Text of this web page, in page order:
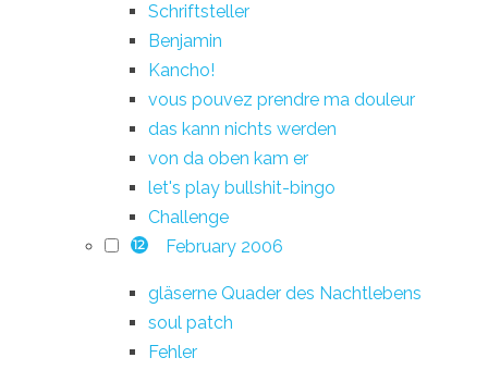
Schriftsteller
Benjamin
Kancho!
vous pouvez prendre ma douleur
das kann nichts werden
von da oben kam er
let's play bullshit-bingo
Challenge
12 February 2006
gläserne Quader des Nachtlebens
soul patch
Fehler